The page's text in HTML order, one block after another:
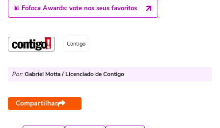
📊 Fofoca Awards: vote nos seus favoritos
Contigo
Por: Gabriel Motta / Licenciado de Contigo
Compartilhar